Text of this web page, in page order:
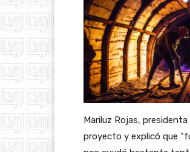
Mariluz Rojas,
proyecto y explicó que